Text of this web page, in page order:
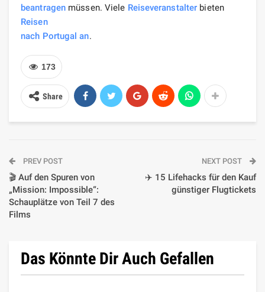
beantragen müssen. Viele Reiseveranstalter bieten
Reisen
nach Portugal an.
173
Share
PREV POST
🎬 Auf den Spuren von
„Mission: Impossible“:
Schauplätze von Teil 7 des
Films
NEXT POST
✈️ 15 Lifehacks für den Kauf
günstiger Flugtickets
Das Könnte Dir Auch Gefallen